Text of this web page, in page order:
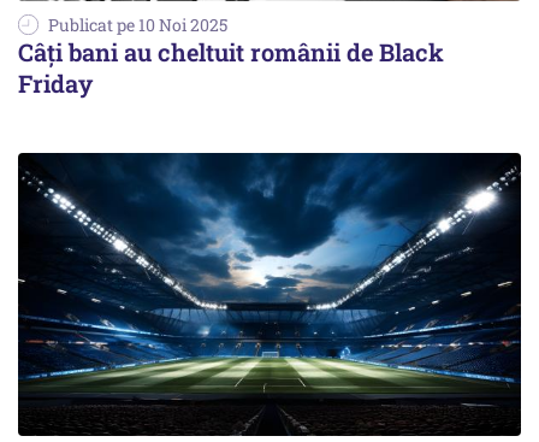
Publicat pe 10 Noi 2025
Câți bani au cheltuit românii de Black
Friday